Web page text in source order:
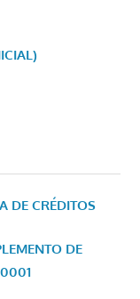
DE CRÉDITOS
DE